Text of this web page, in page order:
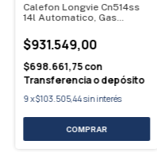
Calefon Longvie Cn514ss
14l Automatico, Gas
$931.549,00
$698.661,75con
Transferencia o depósito
9x$103.505,44sin interés